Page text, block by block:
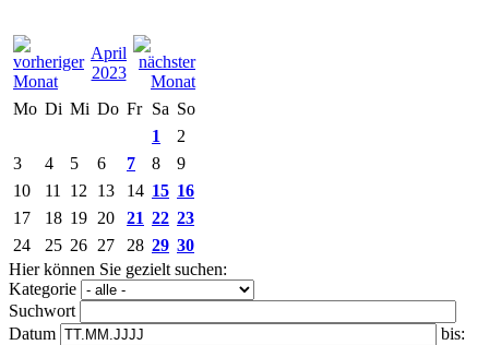
April
2023
Mo Di Mi Do Fr Sa So
1
2
3
4 5 6 7 8
9
10
11 12 13 14 15 16
17
18 19 20 21 22 23
24
25 26 27 28 29 30
Hier können Sie gezielt suchen:
Kategorie
Suchwort
Datum
bis: